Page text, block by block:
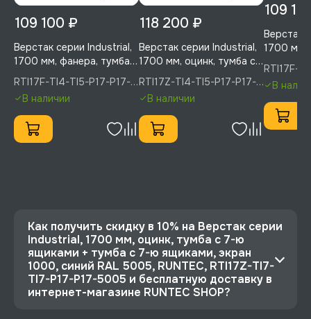
109 100 ₽
Верстак серии Industrial,
1700 мм, фанера, тумба с
4-мя ящиками + тумба с
5-ю ящиками, экран
1000, синий (светло-
серый), RUNTEC, RTI17F-
TI4-TI5-P17-P17-
5005(7035)
RTI17F-TI4-TI5-P17-P17-
5005(7035), RUNTEC
В наличии
118 200 ₽
Верстак серии Industrial,
1700 мм, оцинк, тумба с
4-мя ящиками + тумба с
5-ю ящиками, экран
1000, синий (светло-
серый) R, RUNTEC,
RTI17Z-TI4-TI5-P17-P17-
5005(7035)
RTI17Z-TI4-TI5-P17-P17-
5005(7035), RUNTEC
В наличии
109
Верстак
1700 мм,
4-мя
5-ю
1000,
P17-
RTI17F-
5005,
В
Как получить скидку в 10% на Верстак серии
Industrial, 1700 мм, оцинк, тумба с 7-ю
ящиками + тумба с 7-ю ящиками, экран
1000, синий RAL 5005, RUNTEC, RTI17Z-TI7-
TI7-P17-P17-5005 и бесплатную доставку в
интернет-магазине RUNTEC SHOP?